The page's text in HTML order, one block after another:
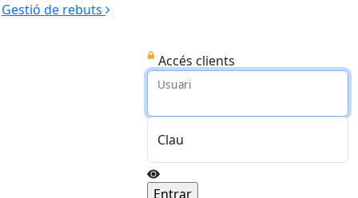
Gestió de rebuts
Accés clients
Usuari
Clau